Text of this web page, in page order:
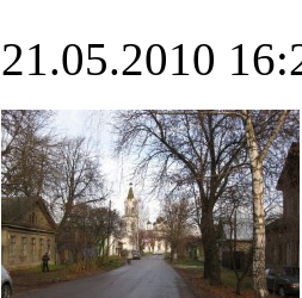
21.05.2010